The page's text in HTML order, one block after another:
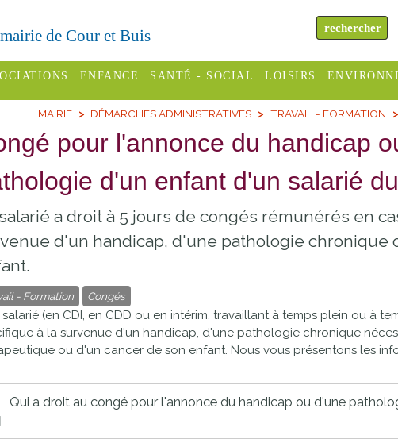
de Cour et Buis
des
Varèze
des
ENFANCE
Assistantes
maternelles
Relais
maternelle
Etablissements
scolaires
SANTÉ - SOCIAL
Centres
sociaux
ADMR
CCAS
Conseil
Le SSIAD
des Trois
Rivières
LOISIRS
Campings
Offices
de
tourisme
Cinémas
Sélection
d'activité
Buis
Horaires
MAIRIE DÉMARCHES ADMINISTRATIVES TRAVAIL - FORMATION
pour l'annonce du handicap
d'un enfant d'un salarié
a droit à 5 jours de congés rémunérés en
d'un handicap, d'une pathologie chronique
- Formation Congés
(en CDI, en CDD ou en intérim, travaillant à temps plein ou à
à la survenue d'un handicap, d'une pathologie chronique
ou d'un cancer de son enfant. Nous vous présentons les
Qui a droit au congé pour l'annonce du handicap ou d'une